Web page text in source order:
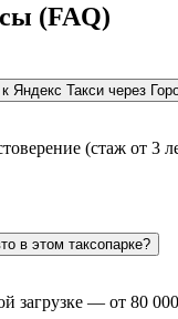
(FAQ)
Яндекс Такси через
(стаж от
в этом таксопарке?
загрузке — от 80